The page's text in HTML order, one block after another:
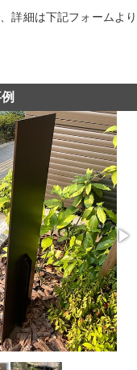
詳細は下記フォームより